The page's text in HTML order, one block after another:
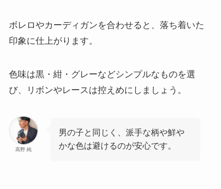
ボレロやカーディガンを合わせると、落ち着いた
印象に仕上がります。
色味は黒・紺・グレーなどシンプルなものを選
び、リボンやレースは控えめにしましょう。
高野 純
男の子と同じく、派手な柄や鮮や
かな色は避けるのが安心です。